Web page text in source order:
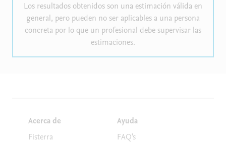
Los resultados obtenidos son una estimación válida en
general, pero pueden no ser aplicables a una persona
concreta por lo que un profesional debe supervisar las
estimaciones.
Acerca de
Fisterra
Ayuda
FAQ's